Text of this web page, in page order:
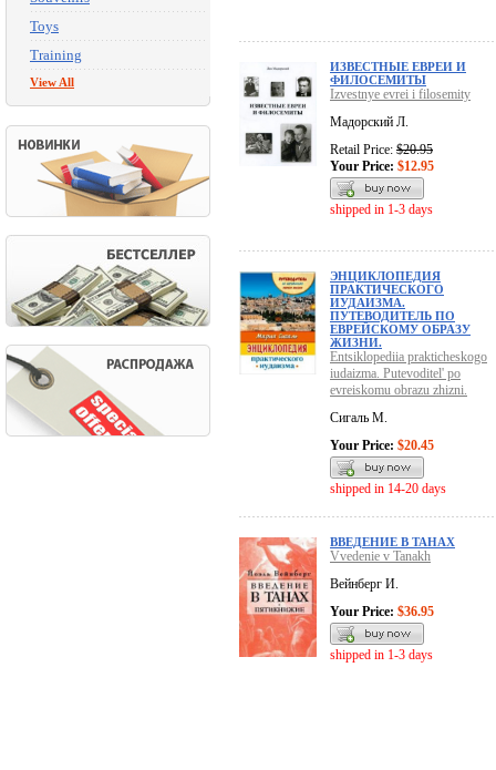
Toys
Training
View All
ИЗВЕСТНЫЕ ЕВРЕИ И
ФИЛОСЕМИТЫ
Izvestnye evrei i filosemity
Мадорский Л.
Retail Price: $20.95
Your Price: $12.95
shipped in 1-3 days
ЭНЦИКЛОПЕДИЯ
ПРАКТИЧЕСКОГО
ИУДАИЗМА.
ПУТЕВОДИТЕЛЬ ПО
ЕВРЕЙСКОМУ ОБРАЗУ
ЖИЗНИ.
Entsiklopediia prakticheskogo
iudaizma. Putevoditel' po
evreiskomu obrazu zhizni.
Сигаль М.
Your Price: $20.45
shipped in 14-20 days
ВВЕДЕНИЕ В ТАНАХ
Vvedenie v Tanakh
Вейнберг И.
Your Price: $36.95
shipped in 1-3 days